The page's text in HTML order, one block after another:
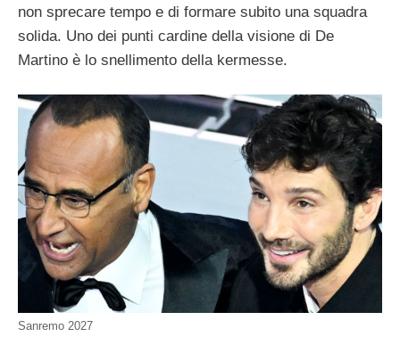
non sprecare tempo e di formare subito una squadra
solida. Uno dei punti cardine della visione di De
Martino è lo snellimento della kermesse.
Sanremo 2027